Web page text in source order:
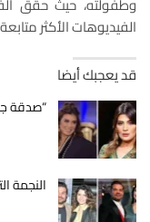
وطفولته، حيث حقق
الفيديوهات الأكثر
قد يعجبك أيضا
“صدقة
النجمة